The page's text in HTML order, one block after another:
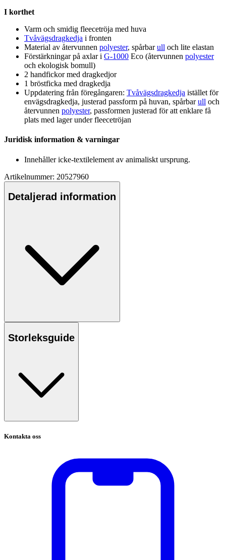
I korthet
Varm och smidig fleecetröja med huva
Tvåvägsdragkedja i fronten
Material av återvunnen polyester, spårbarull och lite elastan
Förstärkningar på axlar i G-1000 Eco (återvunnen polyester
och ekologisk bomull)
2 handfickor med dragkedjor
1 bröstficka med dragkedja
Uppdatering från föregångaren: Tvåvägsdragkedja istället för
envägsdragkedja, justerad passform på huvan, spårbarull och
återvunnen polyester, passformen justerad för att enklare få
plats med lager underfleecetröjan
Juridisk information & varningar
Innehåller icke-textilelement av animaliskt ursprung.
Artikelnummer: 20527960
Detaljerad information
Storleksguide
Kontakta oss